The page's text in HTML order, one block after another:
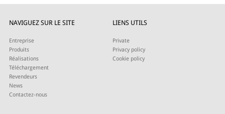
NAVIGUEZ SUR LE SITE
Entreprise
Produits
Réalisations
Téléchargement
Revendeurs
News
Contactez-nous
LIENS UTILS
Private
Privacy policy
Cookie policy